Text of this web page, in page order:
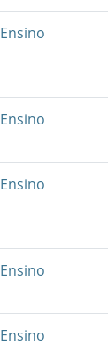
Ensino
Ensino
Ensino
Ensino
Ensino